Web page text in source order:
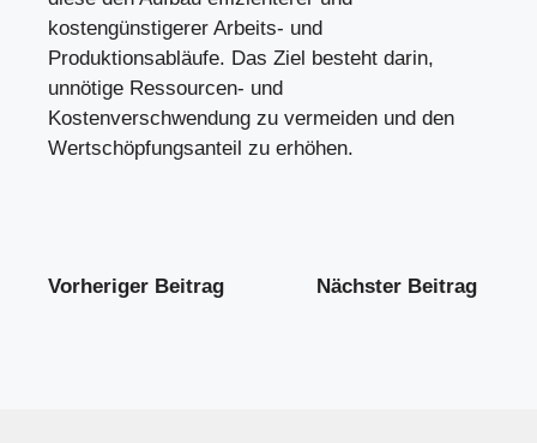
kostengünstigerer Arbeits- und
Produktionsabläufe. Das Ziel besteht darin,
unnötige Ressourcen- und
Kostenverschwendung zu vermeiden und den
Wertschöpfungsanteil zu erhöhen.
Vorheriger Beitrag Nächster Beitrag